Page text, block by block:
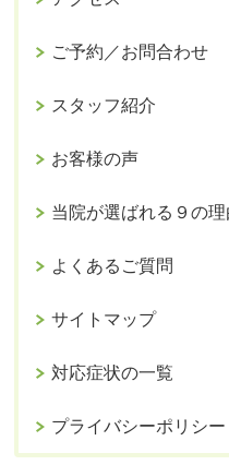
ご予約／お問合わせ
スタッフ紹介
お客様の声
当院が選ばれる９の理
よくあるご質問
サイトマップ
対応症状の一覧
プライバシーポリシー